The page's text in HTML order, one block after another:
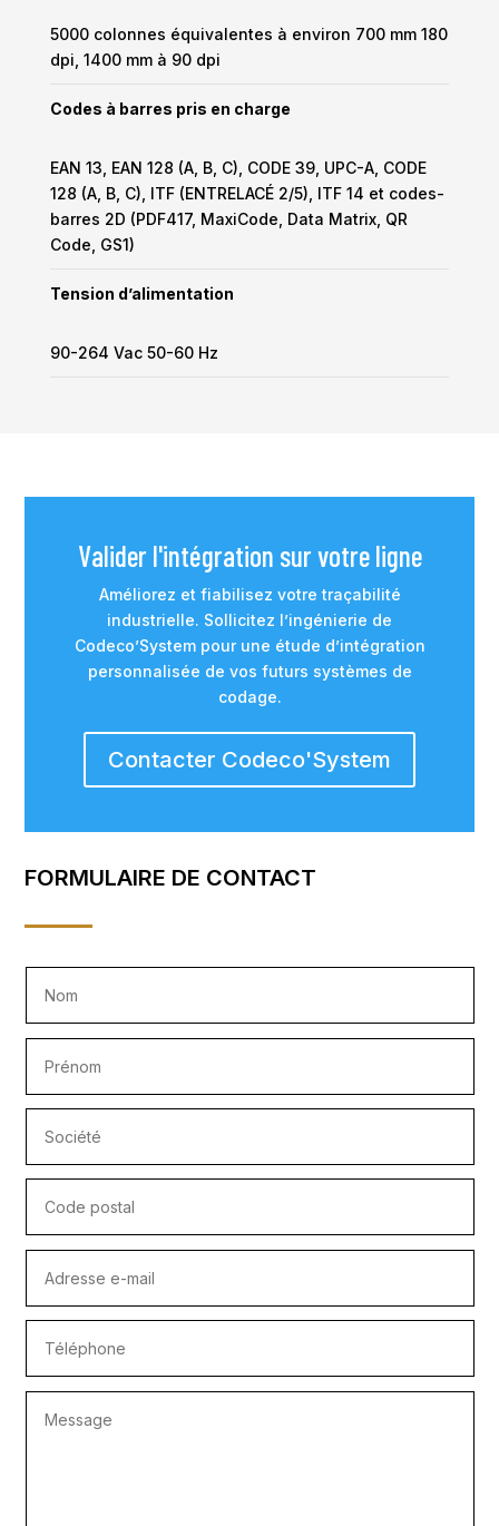
5000 colonnes équivalentes à environ 700 mm 180
dpi, 1400 mm à 90 dpi
Codes à barres pris en charge
EAN 13, EAN 128 (A, B, C), CODE 39, UPC-A, CODE
128 (A, B, C), ITF (ENTRELACÉ 2/5), ITF 14 et codes-
barres 2D (PDF417, MaxiCode, Data Matrix, QR
Code, GS1)
Tension d’alimentation
90-264 Vac 50-60 Hz
Valider l'intégration sur votre ligne
Améliorez et fiabilisez votre traçabilité
industrielle. Sollicitez l’ingénierie de
Codeco’System pour une étude d’intégration
personnalisée de vos futurs systèmes de
codage.
Contacter Codeco'System
FORMULAIRE DE CONTACT